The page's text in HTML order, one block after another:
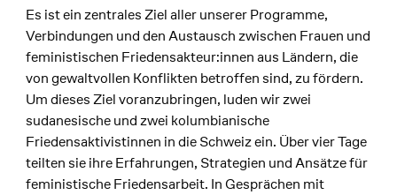
Es ist ein zentrales Ziel aller unserer Programme,
Verbindungen und den Austausch zwischen Frauen und
feministischen Friedensakteur:innen aus Ländern, die
von gewaltvollen Konflikten betroffen sind, zu fördern.
Um dieses Ziel voranzubringen, luden wir zwei
sudanesische und zwei kolumbianische
Friedensaktivistinnen in die Schweiz ein. Über vier Tage
teilten sie ihre Erfahrungen, Strategien und Ansätze für
feministische Friedensarbeit. In Gesprächen mit